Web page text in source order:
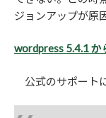
ジョンアップが原因
wordpress 5.4.1
公式のサポート